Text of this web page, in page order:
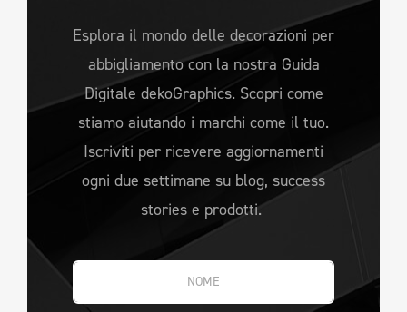
Esplora il mondo delle decorazioni per
abbigliamento con la nostra Guida
Digitale dekoGraphics. Scopri come
stiamo aiutando i marchi come il tuo.
Iscriviti per ricevere aggiornamenti
ogni due settimane su blog, success
stories e prodotti.